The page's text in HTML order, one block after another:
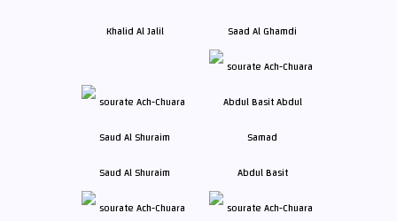
Khalid Al Jalil Saad Al Ghamdi
Saud Al Shuraim Abdul Basit